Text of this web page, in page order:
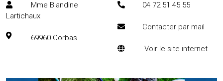
Mme Blandine
Lartichaux
69960 Corbas
04 72 51 45 55
Contacter par mail
Voir le site internet